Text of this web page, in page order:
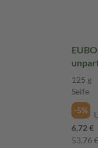
125 g
Seife
-5%
6,72 €
53,76